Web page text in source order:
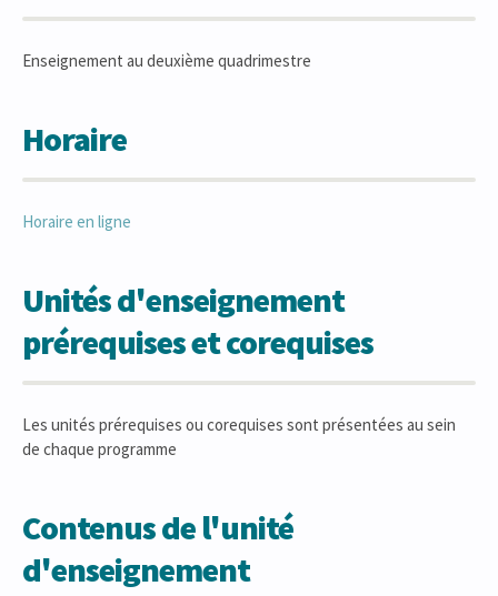
Enseignement au deuxième quadrimestre
Horaire
Horaire en ligne
Unités d'enseignement
prérequises et corequises
Les unités prérequises ou corequises sont présentées au sein
de chaque programme
Contenus de l'unité
d'enseignement